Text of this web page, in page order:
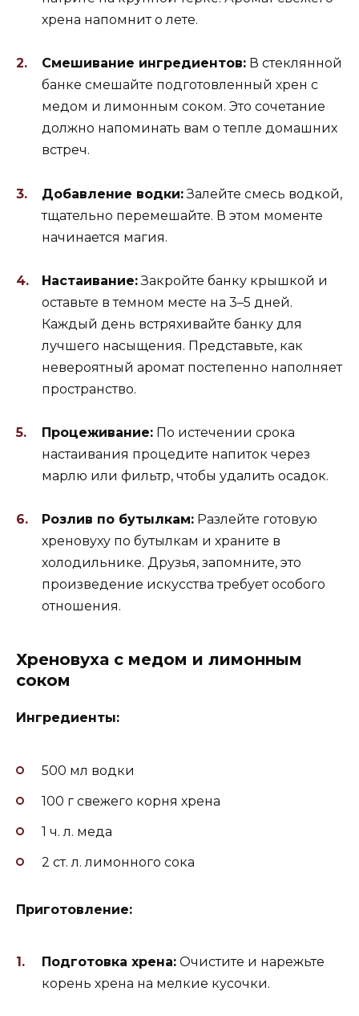
хрена напомнит о лете.
Смешивание ингредиентов: В стеклянной
банке смешайте подготовленный хрен с
медом и лимонным соком. Это сочетание
должно напоминать вам о тепле домашних
встреч.
Добавление водки:Залейте смесь водкой,
тщательно перемешайте. В этом моменте
начинается магия.
Настаивание:Закройте банку крышкой и
оставьте в темном месте на 3–5 дней.
Каждый день встряхивайте банку для
лучшего насыщения. Представьте, как
невероятный аромат постепенно наполняет
пространство.
Процеживание: По истечении срока
настаивания процедите напиток через
марлю или фильтр, чтобы удалить осадок.
Розлив по бутылкам: Разлейте готовую
хреновуху по бутылкам и храните в
холодильнике. Друзья, запомните, это
произведение искусства требует особого
отношения.
Хреновуха с медом и лимонным
соком
Ингредиенты:
500 мл водки
100 г свежего корня хрена
1 ч. л. меда
2 ст. л. лимонного сока
Приготовление:
Подготовка хрена: Очистите и нарежьте
корень хрена на мелкие кусочки.